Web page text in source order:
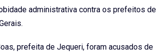
administrativa contra os prefeitos de
prefeita de Jequeri, foram acusados de